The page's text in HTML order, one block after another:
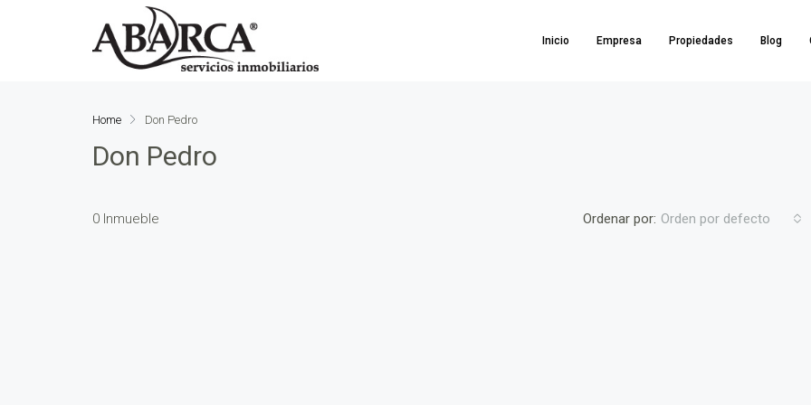
Inicio Empresa Propiedades Blog
Home Don Pedro
Don Pedro
0 Inmueble Ordenar por: Orden por defecto